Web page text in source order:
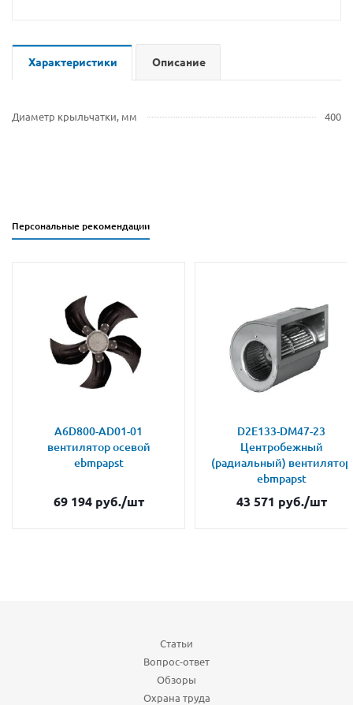
Характеристики Описание
Диаметр крыльчатки, мм 400
Персональные рекомендации
A6D800-AD01-01
вентилятор осевой
ebmpapst
69 194руб./шт
D2E133-DM47-23
Центробежный
(радиальный) вентилятор
ebmpapst
43 571 руб./шт
Статьи
Вопрос-ответ
Обзоры
Охрана труда